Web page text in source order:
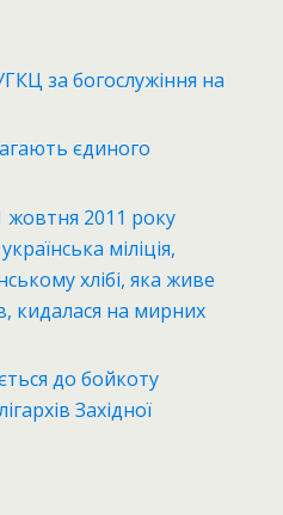
за богослужіння на
єдиного
2011 року
міліція,
хлібі, яка живе
кидалася на мирних
до бойкоту
Західної